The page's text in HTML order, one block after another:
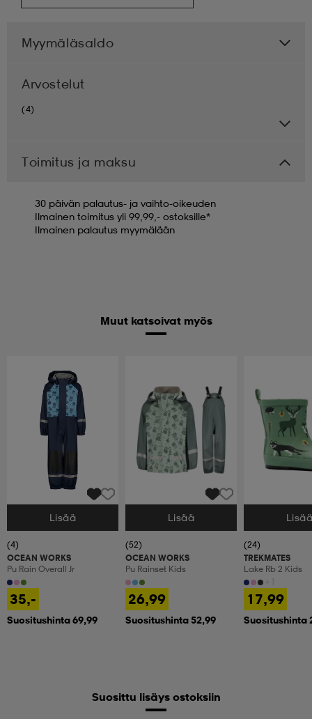
Myymäläsaldo
Arvostelut
(4)
Toimitus ja maksu
30 päivän palautus- ja vaihto-oikeuden
Ilmainen toimitus yli 99,99,- ostoksille*
Ilmainen palautus myymälään
Muut katsoivat myös
Valitse Koko
Lisää
(4)
OCEAN WORKS
Pu Rain Overall Jr
35,-
Suositushinta 69,99
Valitse Koko
Lisää
(52)
OCEAN WORKS
Pu Rainset Kids
26,99
Suositushinta 52,99
Valitse Koko
(24)
TREKMATES
Lake Rb 2 Kids
17,99
Suositushinta
Suosittu lisäys ostoksiin